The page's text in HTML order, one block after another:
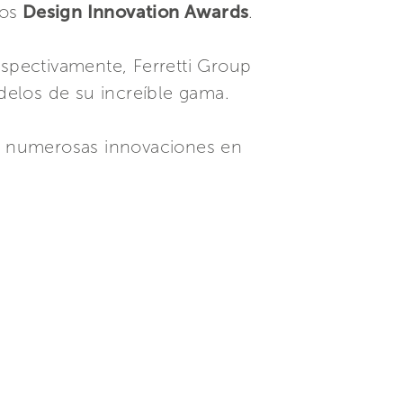
Design Innovation Awards.
Ferretti Group
de su increíble gama.
innovaciones en